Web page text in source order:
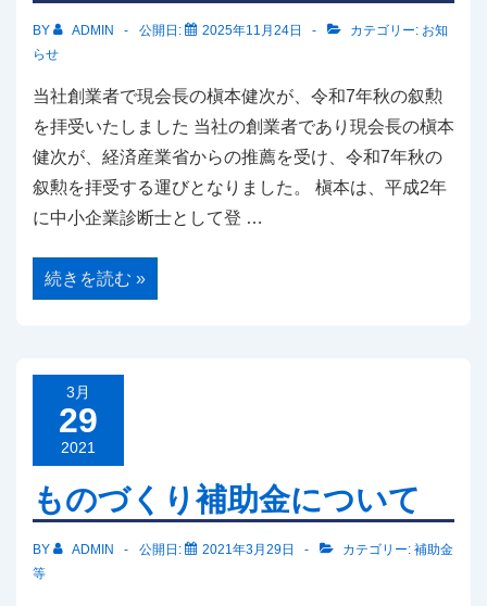
BY ADMIN 公開日: 2025年11月24日 カテゴリー: お知
らせ
当社創業者で現会長の槇本健次が、令和7年秋の叙勲
を拝受いたしました 当社の創業者であり現会長の槇本
健次が、経済産業省からの推薦を受け、令和7年秋の
叙勲を拝受する運びとなりました。 槇本は、平成2年
に中小企業診断士として登 …
旭
日
小
章
つ
い
続きを読む »
3月
29
2021
ものづくり補助金について
BY ADMIN 公開日: 2021年3月29日 カテゴリー: 補助金
等